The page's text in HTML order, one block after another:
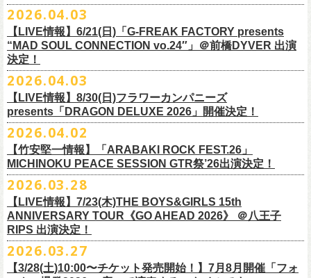
◎「レッツけんこうアンブレラチャーム」（ランダム）
価格：￥500(税込)
仕様：チャーム4種（けいくん、まーちゃん、けんちゃん、こにし）/アル
鈴木実貴子ズ自主企画イベント『心臓の騒音』にフラワーカンパニーズ
の出演が決定！
本日よりオフィシャル先行もスタート！どうぞお見逃しなく〜
◎鈴木実貴子ズ自主企画イベント『心臓の騒音』
日程：12月3日(木)
時間：開場 18:30 開演 19:00
会場 ：新代田FEVER
料金：4,500円（税込/ドリンク代別/整理番号有）
出演：鈴木実貴子ズ / フラワーカンパニーズ
一般チケット発売日：8月23(土)
問い合わせ：VINTAGE ROCK std. 03-5787-5350 （平日12:00～17:00）
https://vintage-rock.com/
【オフィシャルサイト先行】
受付期間：04/25(土)20:00～04/30(木)23:59
▼受付URL
https://eplus.jp/suzukimikiko-1203-flowercompanyz/
本日4月23日(木)に結成37周年を迎えたフラワーカンパニーズ、自身初と
なるクラブクアトロ・ワンマンツアーの開催が決定！
◎フラワーカンパニーズ 「フラカンのクアトロツアー2026」
10/10(土)渋谷クラブクアトロ OPEN 16:15 START 17:00 問：ネク
ストロード
10/24(土)広島クラブクアトロ OPEN 16:15 START 17:00 問：キャ
ンディー・プロモーション
10/25(日)梅田クラブクアトロ OPEN 15:15 START 16:00 問：清水
音泉
11/1(日)名古屋クラブクアトロ OPEN 15:15 START 16:00 問：JAIL
HOUSE
＜全公演共通＞
チケット料金：前売￥5,700(税込/ドリンク代別途要)
※高校生以下は当日¥2,000キャッシュバック（当日年齢を証明できるも
の（学生証、保険証など）のご提示が必要となります）
・7月2日(木)＠荻窪TOP BEAT CLUB
*ワンマン
OPEN：19:00 / START：19:30
前売：¥5,000 / 当日：¥5,500 ＋1DRINK(¥700)
https://topbeatclub.com/schedule/?month=202607
お待たせしました！怒髪天との恒例”ジャンピング乾杯TOUR”、もちろん
今年も開催決定！
みんなで足腰鍛えて挑みます〜
本日よりHP先行も受付スタート！お見逃しなく！！
＜振替公演・チケットの払い戻しについて＞
・現在、振替日程、および各公演のチケット払い戻しに関する詳細を調
整しております。 決定次第、改めて各バンドの公式サイトおよび公式
SNS等にてご案内いたしますので、今しばらくお待ちください。
・お手持ちのチケット（紙・電子共に）は、詳細が発表されるまでその
まま大切に保管していただきますようお願い申し上げます。振替公演や
払い戻しの際に必要となります。
改めて万全の体制で、鶴とともにライブをお届けできたらと思いますの
で、ご理解のほど、何卒宜しくお願い致します。
フラワーカンパニーズのベーシスト兼リーダー兼社長、グレートマエカ
ワの57歳の誕生日を記念し、7年ぶりの奄美大島で、誕生日会&前夜祭開
催決定!
◎「フォークの爆発2026 ミニマル巡業 ～うたとギターとコーラスと～
GMBD前夜祭」
※ミニマル巡業とは『新たな試みとして歌とアコースティックギター一
本とコーラスと小物の楽器などで構成するライヴ』です
2026.04.03
【LIVE情報】6/21(日)「G-FREAK FACTORY presents
“MAD SOUL CONNECTION vo.24″」＠前橋DYVER 出演
決定！
2026.04.03
【LIVE情報】8/30(日)フラワーカンパニーズ
presents「DRAGON DELUXE 2026」開催決定！
2026.04.02
【竹安堅一情報】「ARABAKI ROCK FEST.26」
MICHINOKU PEACE SESSION GTR祭’26出演決定！
2026.03.28
【LIVE情報】7/23(木)THE BOYS&GIRLS 15th
ANNIVERSARY TOUR《GO AHEAD 2026》 ＠八王子
RIPS 出演決定！
2026.03.27
【3/28(土)10:00〜チケット発売開始！】7月8月開催「フォ